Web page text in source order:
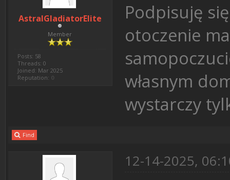
AstralGladiatorElite
Member
Posts: 58
Threads: 0
Joined: Mar 2025
Reputation: 0
Podpisuję
otoczenie
własnym
wystarczy
Find
12-14-2025,